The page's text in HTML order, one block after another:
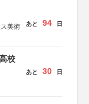
美術
あと 94 日
校
あと 30 日